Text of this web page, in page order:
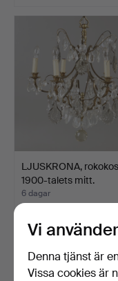
LJUSKRONA,
1900-talets mitt.
6 dagar
64 USD
Vi
Denna tjänst är
Vissa cookies är